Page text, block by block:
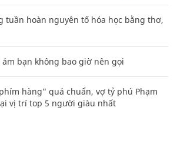
tuần hoàn nguyên tố hóa học bằng thơ,
bạn không bao giờ nên gọi
hàng" quá chuẩn, vợ tỷ phú Phạm
vị trí top 5 người giàu nhất